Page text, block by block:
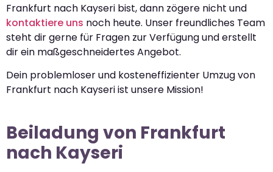
Frankfurt nach Kayseri bist, dann zögere nicht und
kontaktiere uns noch heute. Unser freundliches Team
steht dir gerne für Fragen zur Verfügung und erstellt
dir ein maßgeschneidertes Angebot.
Dein problemloser und kosteneffizienter Umzug von
Frankfurt nach Kayseri ist unsere Mission!
Beiladung von Frankfurt
nach Kayseri